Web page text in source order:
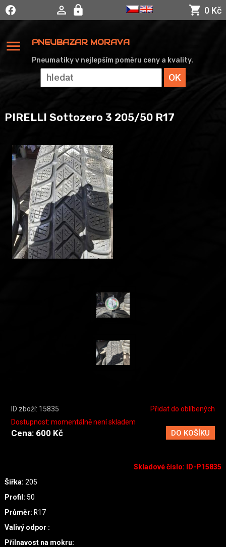
0 Kč
menu PNEUBAZAR MORAVA
Pneumatiky v nejlepším poměru ceny a kvality.
PIRELLI Sottozero 3 205/50 R17
Skladové číslo:
ID-P15835
Šiřka: 205
Profil: 50
Průměr: R17
Valivý odpor :
Přilnavost na mokru:
ID zboží: 15835
Přidat do oblíbených
Dostupnost: momentálně není skladem
Cena: 600 Kč DO KOŠÍKU